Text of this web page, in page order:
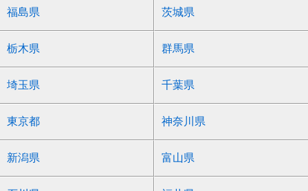
福島県 茨城県
栃木県 群馬県
埼玉県 千葉県
東京都 神奈川県
新潟県 富山県